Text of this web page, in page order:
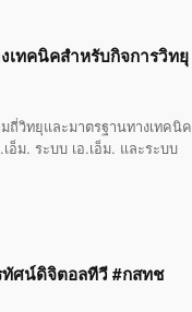
เทคนิคสำหรับกิจการวิทยุ
วิทยุและมาตรฐานทางเทคนิค
อ็ม. ระบบ เอ.เอ็ม. และระบบ
ศน์ดิจิตอลทีวี #กสทช